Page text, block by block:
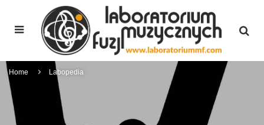
Home Labopedia